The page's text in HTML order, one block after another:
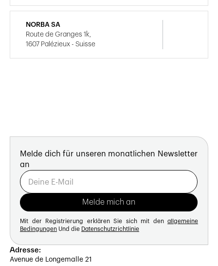
NORBA SA
Route de Granges 1k,
1607 Palézieux - Suisse
Melde dich für unseren monatlichen Newsletter
an
Mit der Registrierung erklären Sie sich mit den allgemeine
Bedingungen Und die Datenschutzrichtlinie
Adresse:
Avenue de Longemalle 21